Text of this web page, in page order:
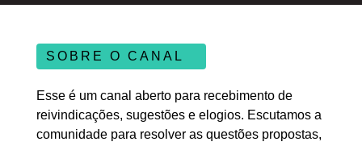
SOBRE O CANAL
Esse é um canal aberto para recebimento de
reivindicações, sugestões e elogios. Escutamos a
comunidade para resolver as questões propostas,